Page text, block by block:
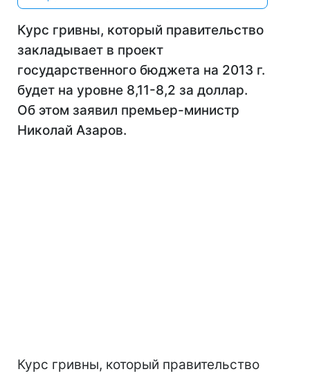
Курс гривны, который правительство
закладывает в проект
государственного бюджета на 2013 г.
будет на уровне 8,11-8,2 за доллар.
Об этом заявил премьер-министр
Николай Азаров.
Курс гривны, который правительство